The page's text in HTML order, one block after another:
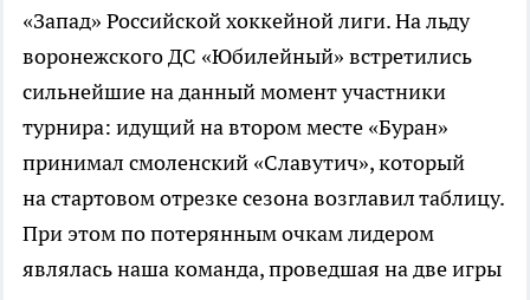
«Запад» Российской хоккейной лиги. На льду
воронежского ДС «Юбилейный» встретились
сильнейшие на данный момент участники
турнира: идущий на втором месте «Буран»
принимал смоленский «Славутич», который
на стартовом отрезке сезона возглавил таблицу.
При этом по потерянным очкам лидером
являлась наша команда, проведшая на две игры